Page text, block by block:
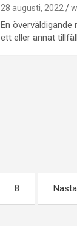
28 augusti, 2022
En
ett eller annat
8 Nästa